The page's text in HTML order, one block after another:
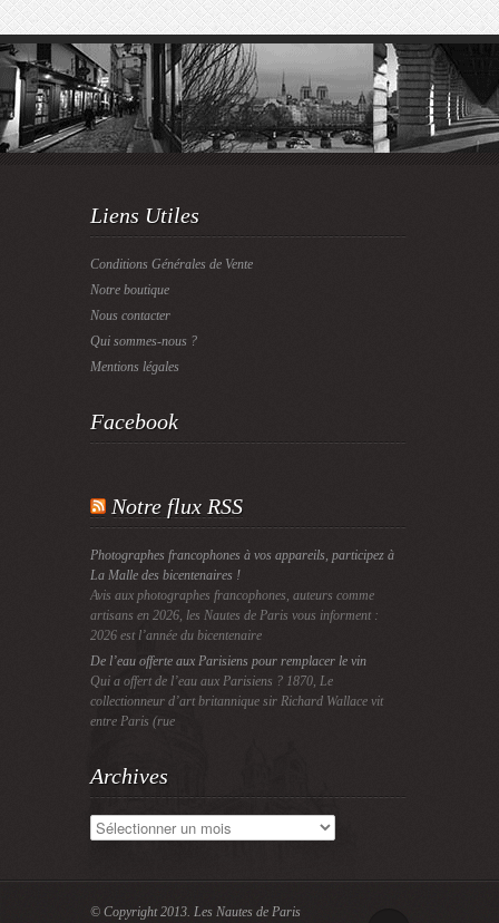
Liens Utiles
Conditions Générales de Vente
Notre boutique
Nous contacter
Qui sommes-nous ?
Mentions légales
Facebook
Notre flux RSS
Photographes francophones à vos appareils, participez à
La Malle des bicentenaires !
Avis aux photographes francophones, auteurs comme
artisans en 2026, les Nautes de Paris vous informent :
2026 est l’année du bicentenaire
De l’eau offerte aux Parisiens pour remplacer le vin
Qui a offert de l’eau aux Parisiens ? 1870, Le
collectionneur d’art britannique sir Richard Wallace vit
entre Paris (rue
Archives
Archives
© Copyright 2013. Les Nautes de Paris